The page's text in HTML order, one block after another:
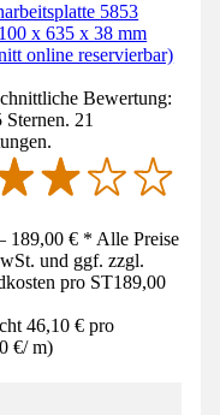
5853
x 635 x 38 mm
online reservierbar)
Bewertung:
21
189,00 € * Alle Preise
und ggf. zzgl.
pro ST189,00
46,10 € pro
€/ m)